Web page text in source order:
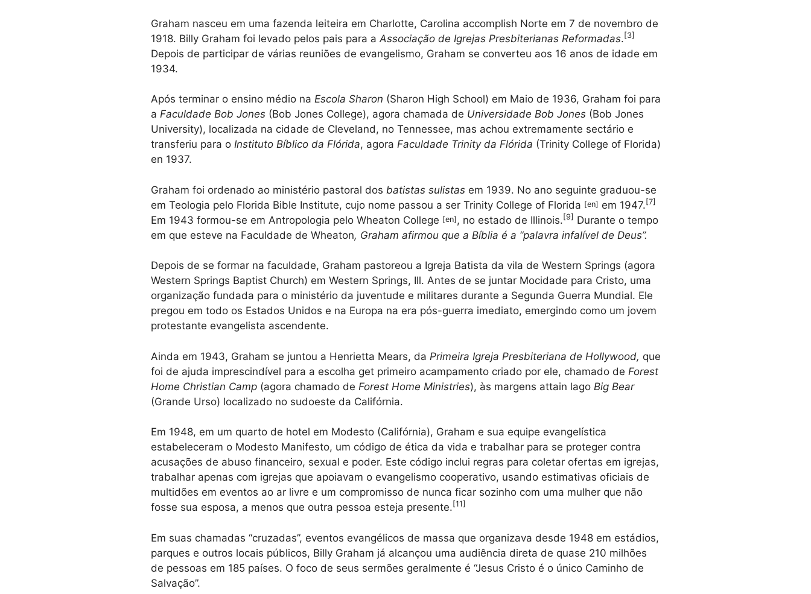
Graham nasceu em uma fazenda leiteira em Charlotte, Carolina accomplish Norte em 7 de novembro de
1918. Billy Graham foi levado pelos pais para a Associação de Igrejas Presbiterianas Reformadas.[3]
Depois de participar de várias reuniões de evangelismo, Graham se converteu aos 16 anos de idade em
1934.
Após terminar o ensino médio na Escola Sharon (Sharon High School) em Maio de 1936, Graham foi para
a Faculdade Bob Jones(Bob Jones College), agora chamada de Universidade Bob Jones(Bob Jones
University), localizada na cidade de Cleveland, no Tennessee, mas achou extremamente sectário e
transferiu para o Instituto Bíblico da Flórida, agora Faculdade Trinity da Flórida (Trinity College of Florida)
en 1937.
Graham foi ordenado ao ministério pastoral dos batistas sulistasem 1939. No ano seguinte graduou-se
em Teologia pelo Florida Bible Institute, cujo nome passou a ser Trinity College of Florida [en] em 1947.[7]
Em 1943 formou-se em Antropologia pelo Wheaton College [en] , no estado de Illinois.[9] Durante o tempo
em que esteve na Faculdade de Wheaton, Graham afirmou que a Bíblia é a “palavra infalível de Deus”.
Depois de se formar na faculdade, Graham pastoreou a Igreja Batista da vila de Western Springs (agora
Western Springs Baptist Church) em Western Springs, Ill. Antes de se juntar Mocidade para Cristo, uma
organização fundada para o ministério da juventude e militares durante a Segunda Guerra Mundial. Ele
pregou em todo os Estados Unidos e na Europa na era pós-guerra imediato, emergindo como um jovem
protestante evangelista ascendente.
Ainda em 1943, Graham se juntou a Henrietta Mears, da Primeira Igreja Presbiteriana de Hollywood, que
foi de ajuda imprescindível para a escolha get primeiro acampamento criado por ele, chamado de Forest
Home Christian Camp(agora chamado de Forest Home Ministries), às margens attain lago Big Bear
(Grande Urso) localizado no sudoeste da Califórnia.
Em 1948, em um quarto de hotel em Modesto (Califórnia), Graham e sua equipe evangelística
estabeleceram o Modesto Manifesto, um código de ética da vida e trabalhar para se proteger contra
acusações de abuso financeiro, sexual e poder. Este código inclui regras para coletar ofertas em igrejas,
trabalhar apenas com igrejas que apoiavam o evangelismo cooperativo, usando estimativas oficiais de
multidões em eventos ao ar livre e um compromisso de nunca ficar sozinho com uma mulher que não
fosse sua esposa, a menos que outra pessoa esteja presente. [11]
Em suas chamadas “cruzadas”, eventos evangélicos de massa que organizava desde 1948 em estádios,
parques e outros locais públicos, Billy Graham já alcançou uma audiência direta de quase 210 milhões
de pessoas em 185 países. O foco de seus sermões geralmente é “Jesus Cristo é o único Caminho de
Salvação”.